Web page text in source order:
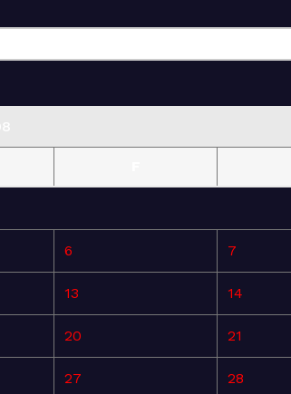
6 7
13 14
20 21
27 28